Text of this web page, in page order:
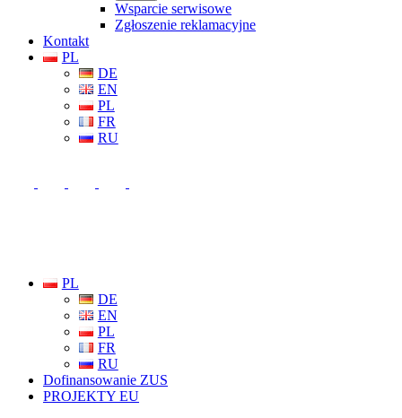
Wsparcie serwisowe
Zgłoszenie reklamacyjne
Kontakt
PL
DE
EN
PL
FR
RU
PL
DE
EN
PL
FR
RU
Dofinansowanie ZUS
PROJEKTY EU